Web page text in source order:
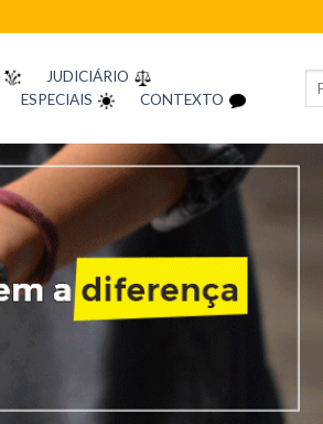
JUDICIÁRIO
ESPECIAIS CONTEXTO